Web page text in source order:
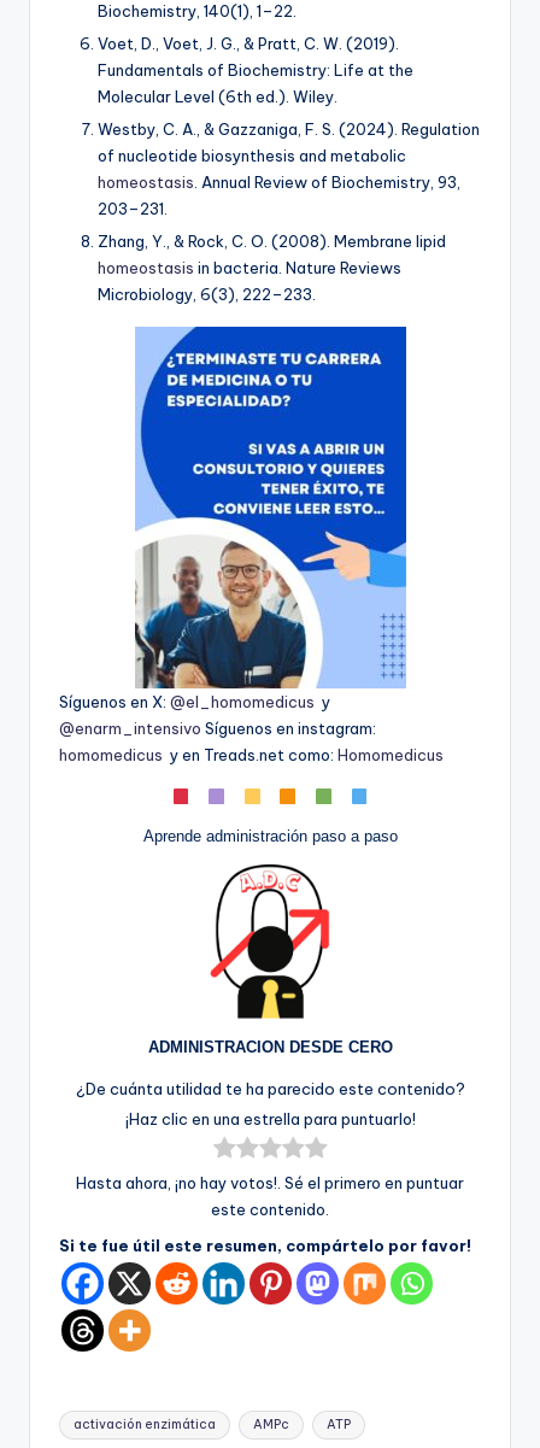
Biochemistry, 140(1), 1–22.
Voet, D., Voet, J. G., & Pratt, C. W. (2019).
Fundamentals of Biochemistry: Life at the
Molecular Level (6th ed.). Wiley.
Westby, C. A., & Gazzaniga, F. S. (2024). Regulation
of nucleotide biosynthesis and metabolic
homeostasis. Annual Review of Biochemistry, 93,
203–231.
Zhang, Y., & Rock, C. O. (2008). Membrane lipid
homeostasis in bacteria. Nature Reviews
Microbiology, 6(3), 222–233.
Síguenos en X: @el_homomedicus y
@enarm_intensivo Síguenos en instagram:
homomedicus y en Treads.net como: Homomedicus
Aprende administración paso a paso
ADMINISTRACION DESDE CERO
¿De cuánta utilidad te ha parecido este contenido?
¡Haz clic en una estrella para puntuarlo!
Hasta ahora, ¡no hay votos!. Sé el primero en puntuar
este contenido.
Si te fue útil este resumen, compártelo por favor!
Etiquetas:
activación enzimática AMPc ATP